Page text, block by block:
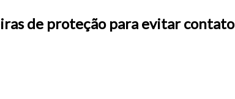
de proteção para evitar contato